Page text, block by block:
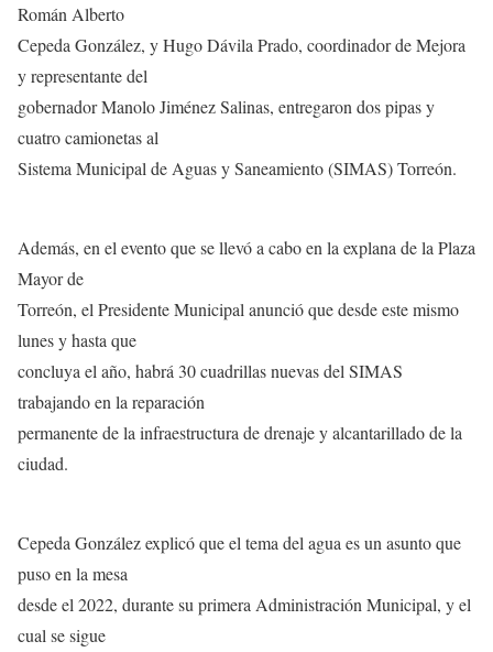
Román Alberto
Cepeda González, y Hugo Dávila Prado, coordinador de Mejora
y representante del
gobernador Manolo Jiménez Salinas, entregaron dos pipas y
cuatro camionetas al
Sistema Municipal de Aguas y Saneamiento (SIMAS) Torreón.
Además, en el evento que se llevó a cabo en la explana de la Plaza
Mayor de
Torreón, el Presidente Municipal anunció que desde este mismo
lunes y hasta que
concluya el año, habrá 30 cuadrillas nuevas del SIMAS
trabajando en la reparación
permanente de la infraestructura de drenaje y alcantarillado de la
ciudad.
Cepeda González explicó que el tema del agua es un asunto que
puso en la mesa
desde el 2022, durante su primera Administración Municipal, y el
cual se sigue